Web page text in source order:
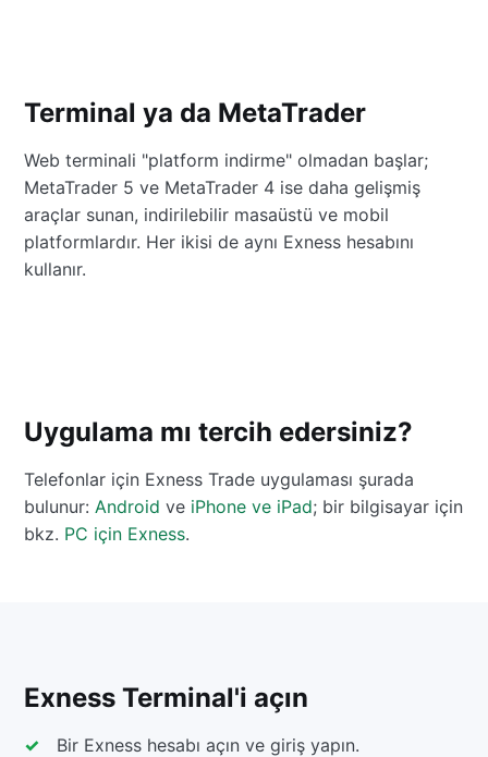
Terminal ya da MetaTrader
Web terminali "platform indirme" olmadan başlar;
MetaTrader 5 ve MetaTrader 4 ise daha gelişmiş
araçlar sunan, indirilebilir masaüstü ve mobil
platformlardır. Her ikisi de aynı Exness hesabını
kullanır.
Uygulama mı tercih edersiniz?
Telefonlar için Exness Trade uygulaması şurada
bulunur: Android ve iPhone ve iPad; bir bilgisayar için
bkz. PC için Exness.
Exness Terminal'i açın
Bir Exness hesabı açın ve giriş yapın.